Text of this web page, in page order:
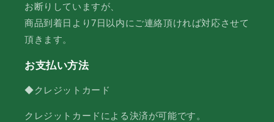
お断りしていますが、
商品到着日より7日以内にご連絡頂ければ対応させて
頂きます。
お支払い方法
◆クレジットカード
クレジットカードによる決済が可能です。